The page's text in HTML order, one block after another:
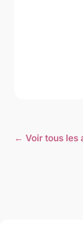
← Voir tous les